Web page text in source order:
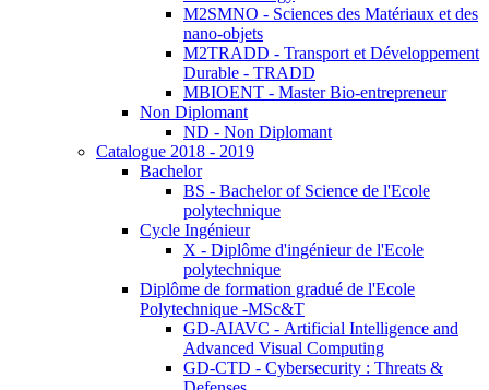
M2SMNO - Sciences des Matériaux et des
nano-objets
M2TRADD - Transport et Développement
Durable - TRADD
MBIOENT - Master Bio-entrepreneur
Non Diplomant
ND - Non Diplomant
Catalogue 2018 - 2019
Bachelor
BS - Bachelor of Science de l'Ecole
polytechnique
Cycle Ingénieur
X - Diplôme d'ingénieur de l'Ecole
polytechnique
Diplôme de formation gradué de l'Ecole
Polytechnique -MSc&T
GD-AIAVC - Artificial Intelligence and
Advanced Visual Computing
GD-CTD - Cybersecurity : Threats &